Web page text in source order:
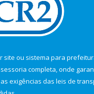
site ou sistema para
completa, onde
exigências das leis de